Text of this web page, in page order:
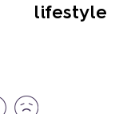
lifestyle